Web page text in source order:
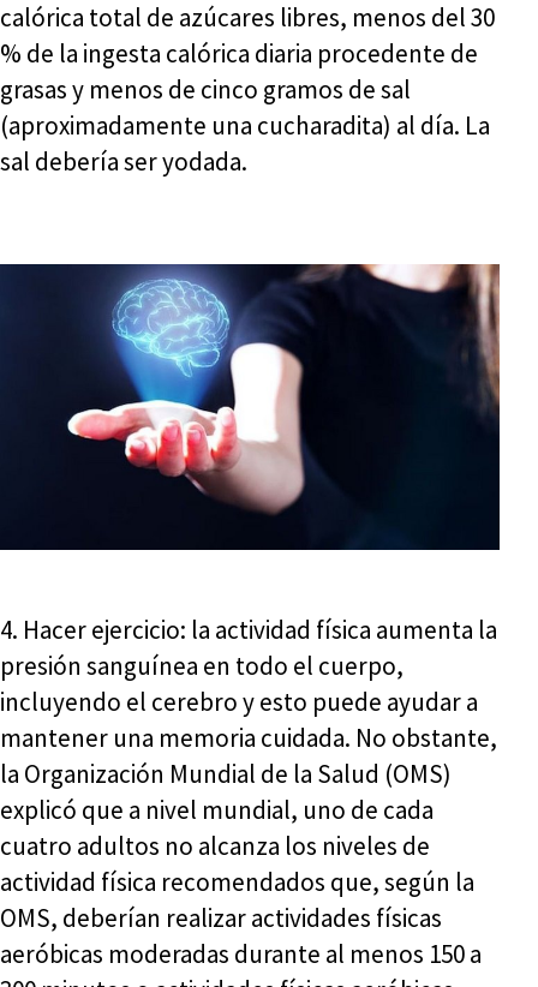
calórica total de azúcares libres, menos del 30
% de la ingesta calórica diaria procedente de
grasas y menos de cinco gramos de sal
(aproximadamente una cucharadita) al día. La
sal debería ser yodada.
4. Hacer ejercicio: la actividad física aumenta la
presión sanguínea en todo el cuerpo,
incluyendo el cerebro y esto puede ayudar a
mantener una memoria cuidada. No obstante,
la Organización Mundial de la Salud (OMS)
explicó que a nivel mundial, uno de cada
cuatro adultos no alcanza los niveles de
actividad física recomendados que, según la
OMS, deberían realizar actividades físicas
aeróbicas moderadas durante al menos 150 a